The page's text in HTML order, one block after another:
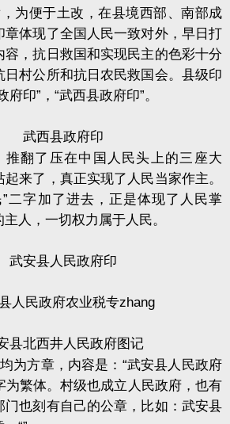
为便于土改，在县境西部、南部成
章体现了全国人民一致对外，早日打
容，抗日救国和实现民主的色彩十分
日村公所和抗日农民救国会。县级印
府印” ， “武西县政府印”。
武西县政府印
推翻了压在中国人民头上的三座大
来了，真正实现了人民当家作主。
”二字加了进去，正是体现了人民掌
人，一切权力属于人民。
武安县人民政府印
人民政府农业税专zhang
县北西井人民政府图记
为方章，内容是： “武安县人民政府
为繁体。村级也成立人民政府，也有
门也刻有自己的公章，比如：武安县